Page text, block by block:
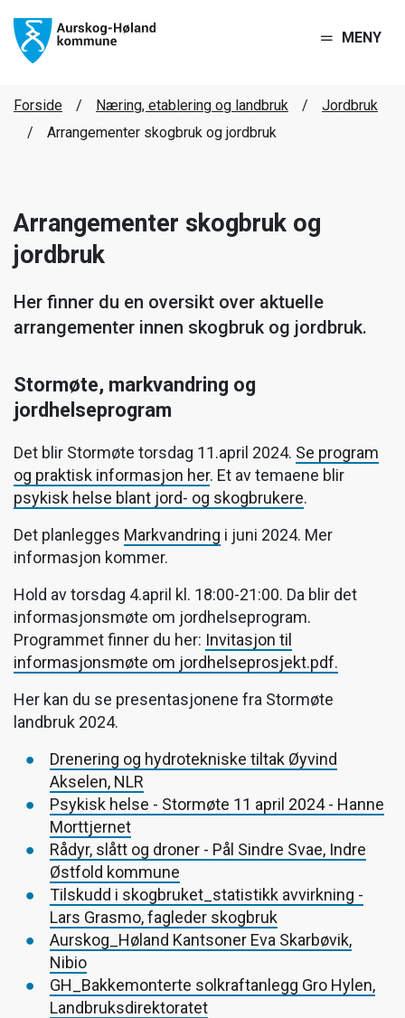
MENY
Forside Næring, etablering og landbruk
Jordbruk
Arrangementer skogbruk og jordbruk
Arrangementer skogbruk og
jordbruk
Her finner du en oversikt over aktuelle
arrangementer innen skogbruk og jordbruk.
Stormøte, markvandring og
jordhelseprogram
Det blir Stormøte torsdag 11.april 2024. Se program
og praktisk informasjon her. Et av temaene blir
psykisk helse blant jord- og skogbrukere.
Det planlegges Markvandring i juni 2024. Mer
informasjon kommer.
Hold av torsdag 4.april kl. 18:00-21:00. Da blir det
informasjonsmøte om jordhelseprogram.
Programmet finner du her: Invitasjon til
informasjonsmøte om jordhelseprosjekt.pdf.
Her kan du se presentasjonene fra Stormøte
landbruk 2024.
Drenering og hydrotekniske tiltak Øyvind
Akselen, NLR
Psykisk helse - Stormøte 11 april 2024 - Hanne
Morttjernet
Rådyr, slått og droner - Pål Sindre Svae, Indre
Østfold kommune
Tilskudd i skogbruket_statistikk avvirkning -
Lars Grasmo, fagleder skogbruk
Aurskog_Høland Kantsoner Eva Skarbøvik,
Nibio
GH_Bakkemonterte solkraftanlegg Gro Hylen,
Landbruksdirektoratet